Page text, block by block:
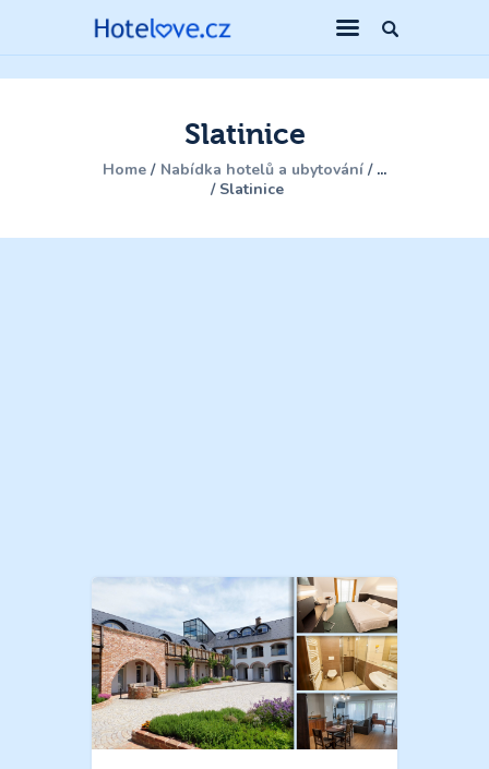
Slatinice
Home Nabídka hotelů a ubytování
...
Slatinice